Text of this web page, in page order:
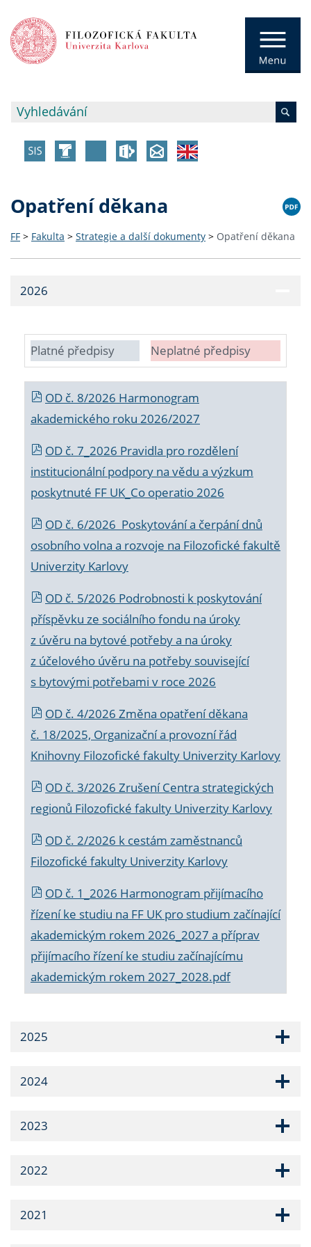
Opatření děkana
FF > Fakulta > Strategie a další dokumenty > Opatření děkana
2026
Platné předpisy Neplatné předpisy
OD č. 8/2026 Harmonogram
akademického roku 2026/2027
OD č. 7_2026 Pravidla pro rozdělení
institucionální podpory na vědu a výzkum
poskytnuté FF UK_Co operatio 2026
OD č. 6/2026 Poskytování a čerpání dnů
osobního volna a rozvoje na Filozofické fakultě
Univerzity Karlovy
OD č. 5/2026 Podrobnosti k poskytování
příspěvku ze sociálního fondu na úroky
z úvěru na bytové potřeby a na úroky
z účelového úvěru na potřeby související
s bytovými potřebami v roce 2026
OD č. 4/2026 Změna opatření děkana
č. 18/2025, Organizační a provozní řád
Knihovny Filozofické fakulty Univerzity Karlovy
OD č. 3/2026 Zrušení Centra strategických
regionů Filozofické fakulty Univerzity Karlovy
OD č. 2/2026 k cestám zaměstnanců
Filozofické fakulty Univerzity Karlovy
OD č. 1_2026 Harmonogram přijímacího
řízení ke studiu na FF UK pro studium začínající
akademickým rokem 2026_2027 a příprav
přijímacího řízení ke studiu začínajícímu
akademickým rokem 2027_2028.pdf
2025
2024
2023
2022
2021